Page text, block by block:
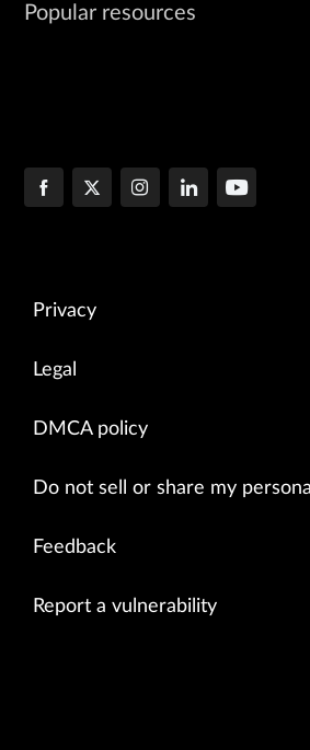
Popular resources
Privacy
Legal
DMCA policy
Do not sell or share my
Feedback
Report a vulnerability